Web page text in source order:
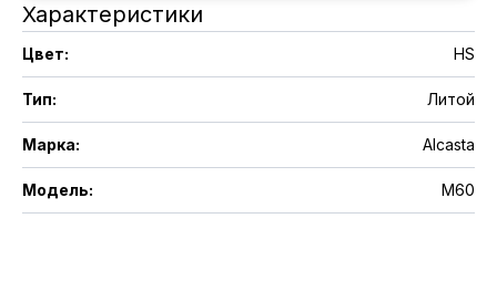
Характеристики
Цвет: HS
Тип: Литой
Марка: Alcasta
Модель: M60